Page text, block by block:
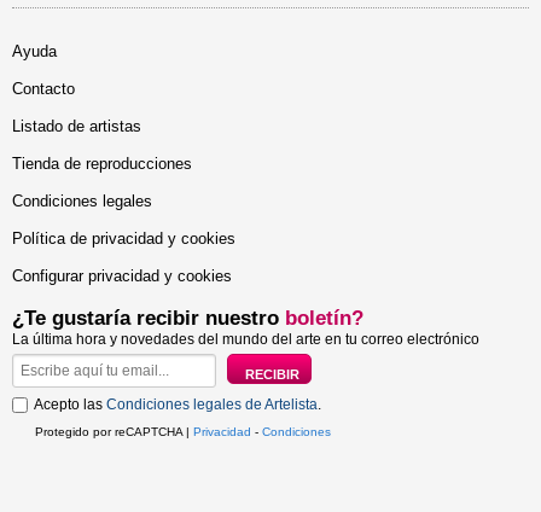
Ayuda
Contacto
Listado de artistas
Tienda de reproducciones
Condiciones legales
Política de privacidad y cookies
Configurar privacidad y cookies
¿Te gustaría recibir nuestro boletín?
La última hora y novedades del mundo del arte en tu correo electrónico
Acepto las Condiciones legales de Artelista.
Protegido por reCAPTCHA | Privacidad - Condiciones